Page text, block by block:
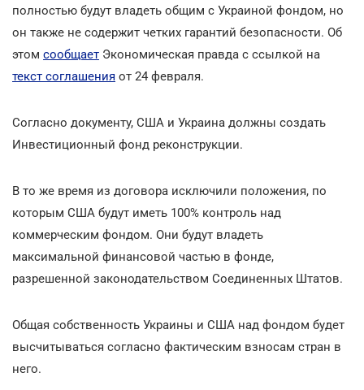
полностью будут владеть общим с Украиной фондом, но
он также не содержит четких гарантий безопасности. Об
этом сообщает Экономическая правда с ссылкой на
текст соглашения от 24 февраля.
Согласно документу, США и Украина должны создать
Инвестиционный фонд реконструкции.
В то же время из договора исключили положения, по
которым США будут иметь 100% контроль над
коммерческим фондом. Они будут владеть
максимальной финансовой частью в фонде,
разрешенной законодательством Соединенных Штатов.
Общая собственность Украины и США над фондом будет
высчитываться согласно фактическим взносам стран в
него.